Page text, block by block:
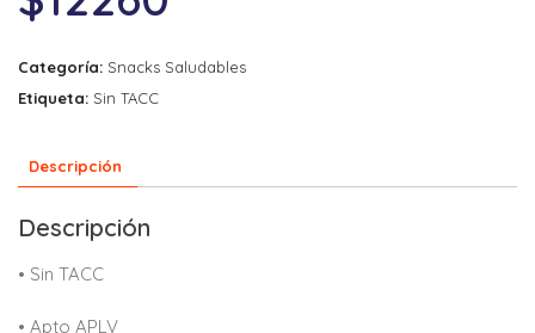
Categoría: Snacks Saludables
Etiqueta: Sin TACC
Descripción
Descripción
• Sin TACC
• Apto APLV